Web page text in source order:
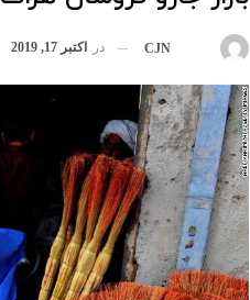
CJN در اکتبر 17, 2019